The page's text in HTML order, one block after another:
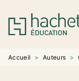
MENU
PIED DE PAGE
Accueil > Auteurs >